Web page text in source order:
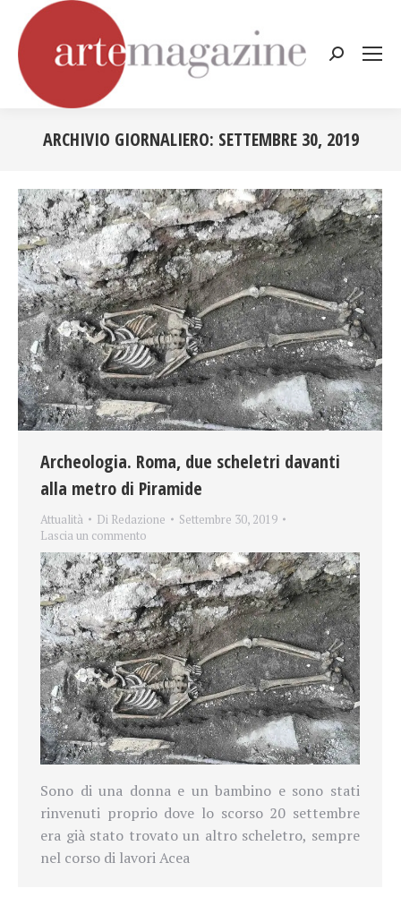
Cerca:
ARCHIVIO GIORNALIERO: SETTEMBRE 30, 2019
Archeologia. Roma, due scheletri davanti
alla metro di Piramide
Attualità Di Redazione
Settembre 30, 2019
Lascia un commento
Sono di una donna e un bambino e sono stati
rinvenuti proprio dove lo scorso 20 settembre
era già stato trovato un altro scheletro, sempre
nel corso di lavori Acea